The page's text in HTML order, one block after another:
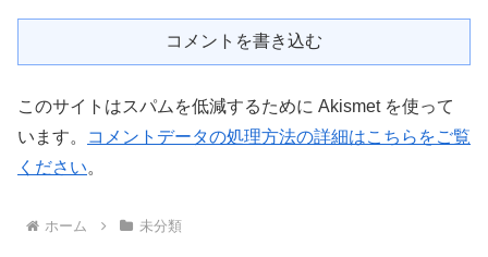
コメントを書き込む
このサイトはスパムを低減するために Akismet を使って
います。
コメントデータの処理方法の詳細はこちらをご覧
ください。
ホーム 未分類